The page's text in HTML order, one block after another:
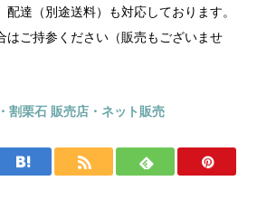
達（別途送料）も対応しております。
ご持参ください（販売もございませ
割栗石 販売店・ネット販売